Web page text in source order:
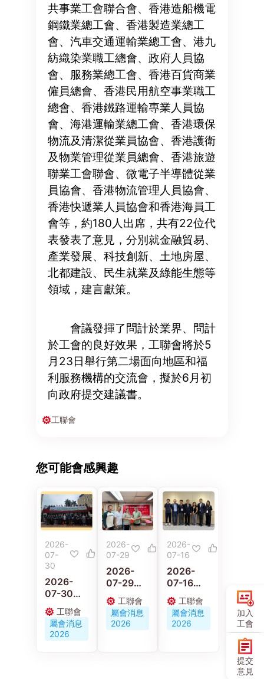
共事業工會聯合會、香港造船機電
鋼鐵業總工會、香港製造業總工
會、汽車交通運輸業總工會、港九
紡織染業職工總會、政府人員協
會、服務業總工會、香港百貨商業
僱員總會、香港民用航空事業職工
總會、香港鐵路運輸專業人員協
會、海港運輸業總工會、香港環保
物流及清潔從業員協會、香港護衛
及物業管理從業員總會、香港旅遊
聯業工會聯會、微電子半導體從業
員協會、香港物流管理人員協會、
香港快遞業人員協會和香港海員工
會等，約180人出席，共有22位代
表發表了意見，分別就金融貿易、
產業發展、科技創新、土地房屋、
北都建設、民生就業及綠能生態等
領域，建言獻策。
會議發揮了問計於業界、問計
於工會的良好效果，工聯會將於5
月23日舉行第二場面向地區和福
利服務機構的交流會，擬於6月初
向政府提交建議書。
工聯會
您可能會感興趣
2026-
07-
30
2026-
07-30
黃國與林
偉江參加
「汽車從
業員健康
工聯會
屬會消息
2026
2026-
07-29
2026-
07-29
58歲的士
司機猝逝
遺妻兒 汽
車交通運
工聯會
屬會消息
2026
2026-
07-16
2026-
07-16
黃國、林
偉江李廣
宇與工會
代表會面
工聯會
屬會消息
2026
加入
工會
提交
意見